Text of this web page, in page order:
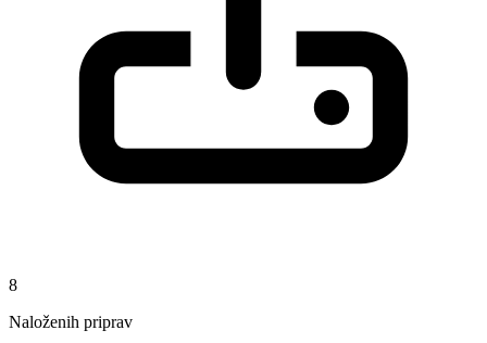
8
Naloženih priprav